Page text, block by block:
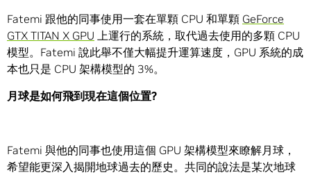
Fatemi 跟他的同事使用一套在單顆 CPU 和單顆 GeForce
GTX TITAN X GPU 上運行的系統，取代過去使用的多顆 CPU
模型。Fatemi 說此舉不僅大幅提升運算速度，GPU 系統的成
本也只是 CPU 架構模型的 3%。
月球是如何飛到現在這個位置?
Fatemi 與他的同事也使用這個 GPU 架構模型來瞭解月球，
希望能更深入揭開地球過去的歷史。共同的說法是某次地球